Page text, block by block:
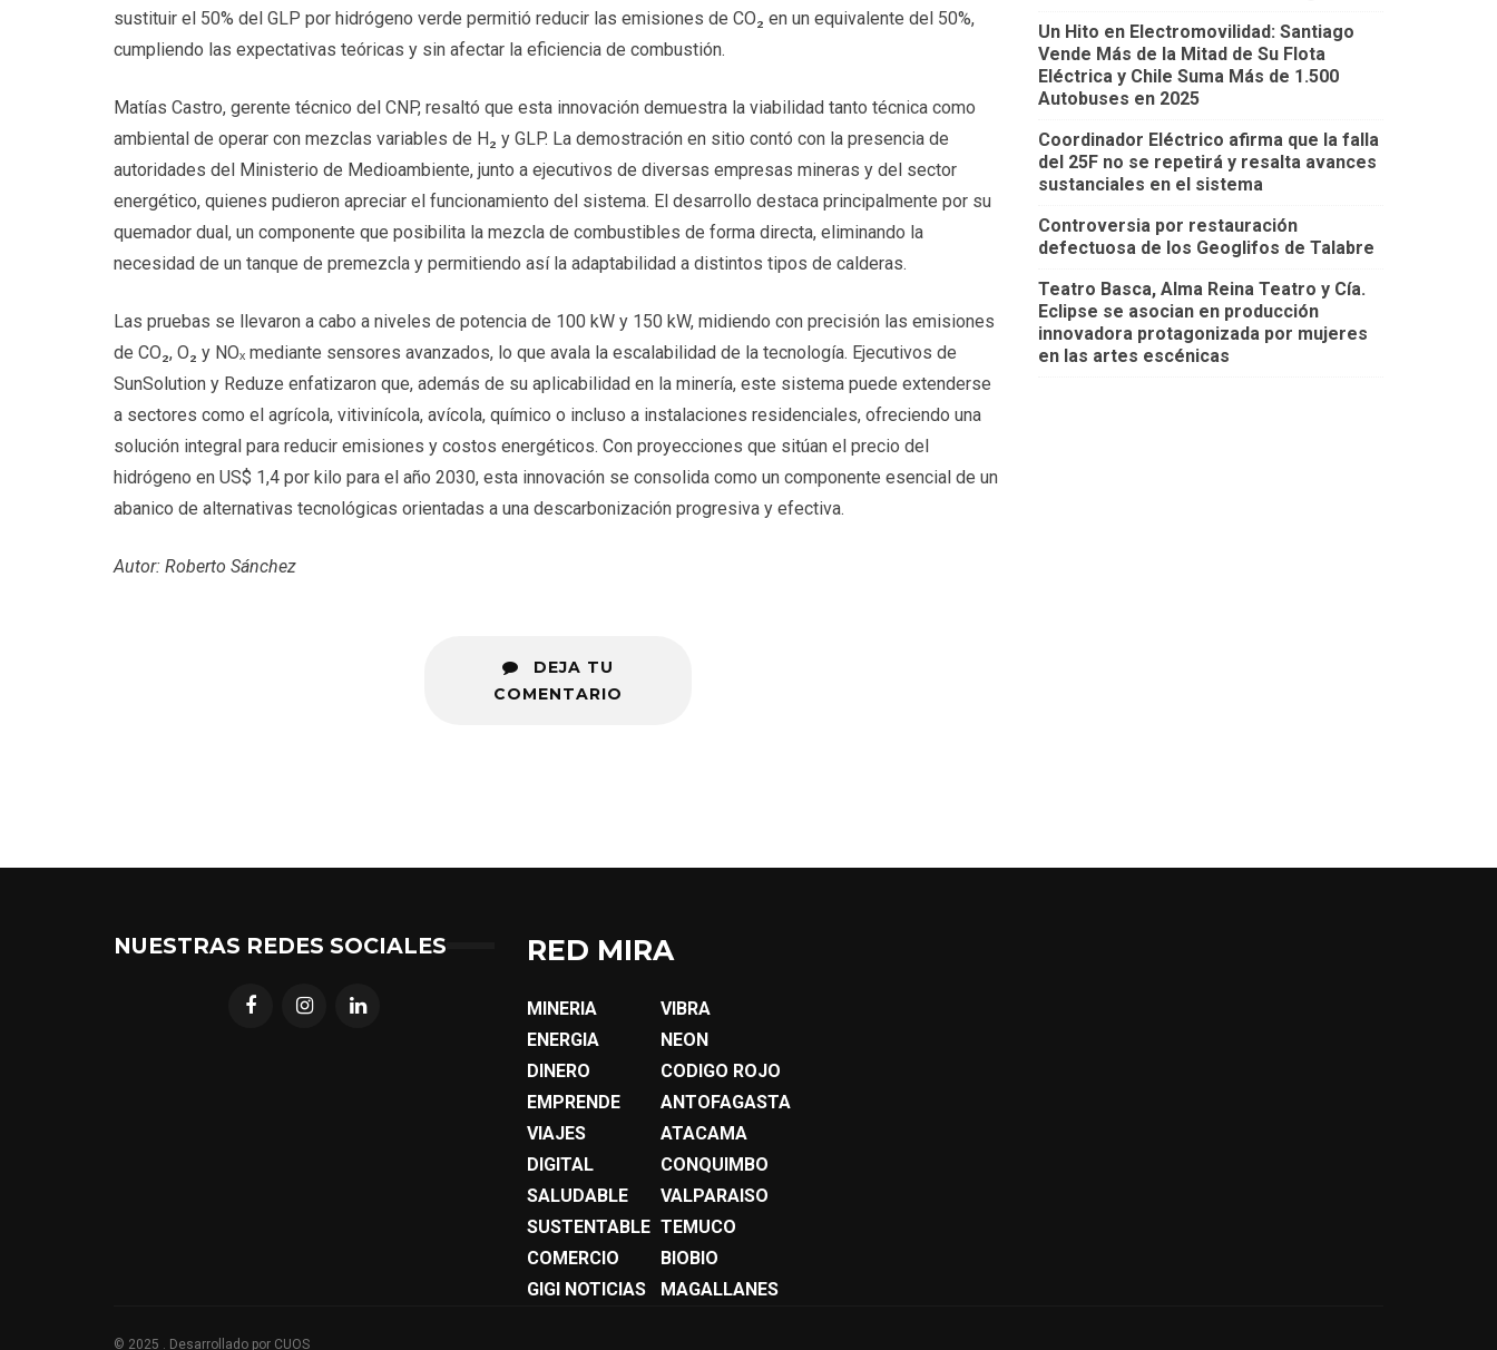
sustituir el 50% del GLP por hidrógeno verde permitió reducir las emisiones de CO₂ en un equivalente del 50%,
cumpliendo las expectativas teóricas y sin afectar la eficiencia de combustión.
Matías Castro, gerente técnico del CNP, resaltó que esta innovación demuestra la viabilidad tanto técnica como
ambiental de operar con mezclas variables de H₂ y GLP. La demostración en sitio contó con la presencia de
autoridades del Ministerio de Medioambiente, junto a ejecutivos de diversas empresas mineras y del sector
energético, quienes pudieron apreciar el funcionamiento del sistema. El desarrollo destaca principalmente por su
quemador dual, un componente que posibilita la mezcla de combustibles de forma directa, eliminando la
necesidad de un tanque de premezcla y permitiendo así la adaptabilidad a distintos tipos de calderas.
Las pruebas se llevaron a cabo a niveles de potencia de 100 kW y 150 kW, midiendo con precisión las emisiones
de CO₂, O₂ y NOₓ mediante sensores avanzados, lo que avala la escalabilidad de la tecnología. Ejecutivos de
SunSolution y Reduze enfatizaron que, además de su aplicabilidad en la minería, este sistema puede extenderse
a sectores como el agrícola, vitivinícola, avícola, químico o incluso a instalaciones residenciales, ofreciendo una
solución integral para reducir emisiones y costos energéticos. Con proyecciones que sitúan el precio del
hidrógeno en US$ 1,4 por kilo para el año 2030, esta innovación se consolida como un componente esencial de un
abanico de alternativas tecnológicas orientadas a una descarbonización progresiva y efectiva.
Autor: Roberto Sánchez
DEJA TU
COMENTARIO
Un Hito en Electromovilidad: Santiago
Vende Más de la Mitad de Su Flota
Eléctrica y Chile Suma Más de 1.500
Autobuses en 2025
Coordinador Eléctrico afirma que la falla
del 25F no se repetirá y resalta avances
sustanciales en el sistema
Controversia por restauración
defectuosa de los Geoglifos de Talabre
Teatro Basca, Alma Reina Teatro y Cía.
Eclipse se asocian en producción
innovadora protagonizada por mujeres
en las artes escénicas
NUESTRAS REDES SOCIALES RED MIRA
MINERIA
ENERGIA
DINERO
EMPRENDE
VIAJES
DIGITAL
SALUDABLE
SUSTENTABLE
COMERCIO
GIGI NOTICIAS
VIBRA
NEON
CODIGO ROJO
ANTOFAGASTA
ATACAMA
CONQUIMBO
VALPARAISO
TEMUCO
BIOBIO
MAGALLANES
© 2025 . Desarrollado por CUOS